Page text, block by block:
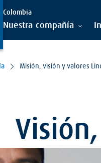
Colombia
Nuestra compañía
Misión, visión y valores